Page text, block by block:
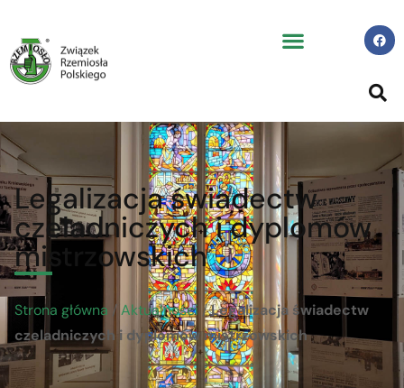
Legalizacja świadectw
czeladniczych i dyplomów
mistrzowskich
Strona główna / Aktualności /Legalizacja świadectw
czeladniczych i dyplomów mistrzowskich